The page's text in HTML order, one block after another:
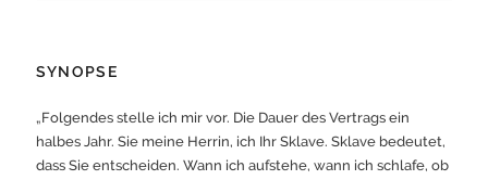
SYNOPSE
„Folgendes stelle ich mir vor. Die Dauer des Vertrags ein
halbes Jahr. Sie meine Herrin, ich Ihr Sklave. Sklave bedeutet,
dass Sie entscheiden. Wann ich aufstehe, wann ich schlafe, ob